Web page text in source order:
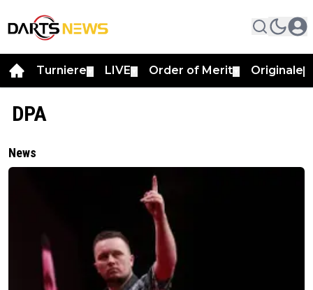
Turniere LIVE Order of Merit Originale
DPA
News